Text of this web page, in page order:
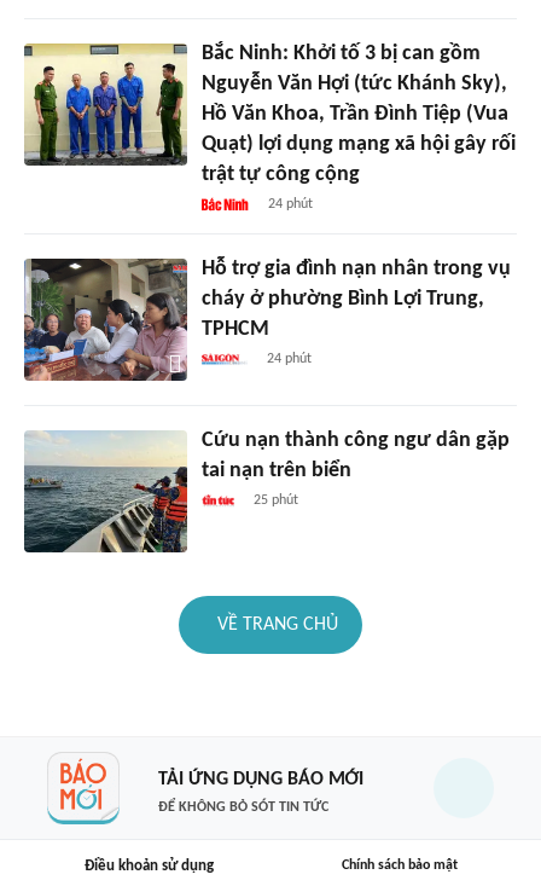
Bắc Ninh: Khởi tố 3 bị can gồm
Nguyễn Văn Hợi (tức Khánh Sky),
Hồ Văn Khoa, Trần Đình Tiệp (Vua
Quạt) lợi dụng mạng xã hội gây rối
trật tự công cộng
24 phút
Hỗ trợ gia đình nạn nhân trong vụ
cháy ở phường Bình Lợi Trung,
TPHCM
24 phút
Cứu nạn thành công ngư dân gặp
tai nạn trên biển
25 phút
VỀ TRANG CHỦ
TẢI ỨNG DỤNG BÁO MỚI
ĐỂ KHÔNG BỎ SÓT TIN TỨC
Điều khoản sử dụng Chính sách bảo mật